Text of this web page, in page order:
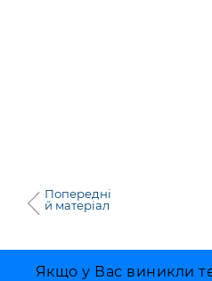
Попередні
й матеріал
Якщо у Вас виникли